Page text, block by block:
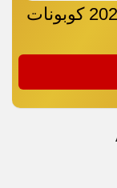
كود خصم موقع اروشي فعال 2026 كوبونات